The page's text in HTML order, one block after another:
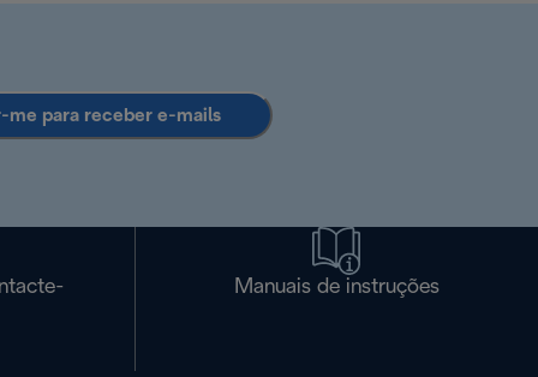
me para receber e-mails
Manuais de instruções